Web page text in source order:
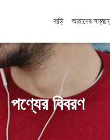
বাড়ি আমাদের
পণ্যের বিবরণ